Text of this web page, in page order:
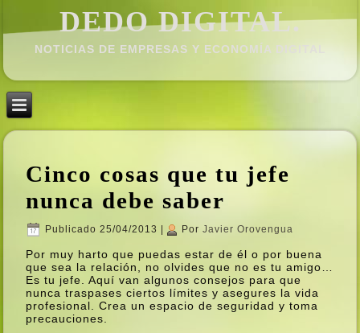
DEDO DIGITAL.
NOTICIAS DE EMPRESAS Y ECONOMÍ­A DIGITAL
Cinco cosas que tu jefe
nunca debe saber
Publicado 25/04/2013 Por Javier Orovengua
Por muy harto que puedas estar de él o por buena
que sea la relación, no olvides que no es tu amigo…
Es tu jefe. Aquí­ van algunos consejos para que
nunca traspases ciertos lí­mites y asegures la vida
profesional. Crea un espacio de seguridad y toma
precauciones.